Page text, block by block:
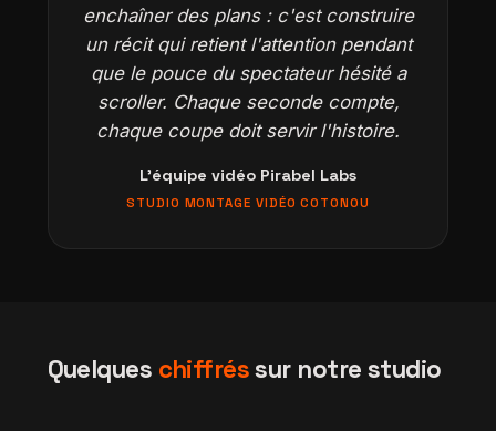
enchaîner des plans : c'est construire
un récit qui retient l'attention pendant
que le pouce du spectateur hésité a
scroller. Chaque seconde compte,
chaque coupe doit servir l'histoire.
L'équipe vidéo Pirabel Labs
STUDIO MONTAGE VIDÉO COTONOU
Quelques chiffréssur notre studio